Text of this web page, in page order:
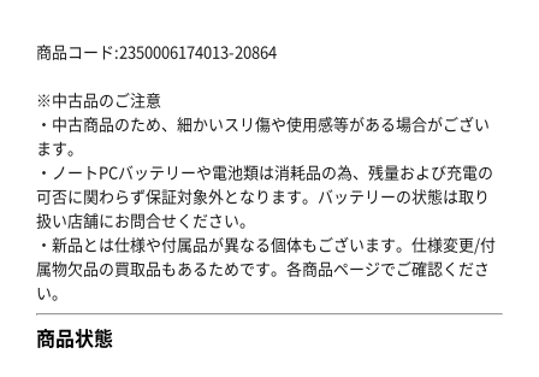
商品コード:2350006174013-20864
※中古品のご注意
・中古商品のため、細かいスリ傷や使用感等がある場合がござい
ます。
・ノートPCバッテリーや電池類は消耗品の為、残量および充電の
可否に関わらず保証対象外となります。バッテリーの状態は取り
扱い店舗にお問合せください。
・新品とは仕様や付属品が異なる個体もございます。仕様変更/付
属物欠品の買取品もあるためです。各商品ページでご確認くださ
い。
商品状態